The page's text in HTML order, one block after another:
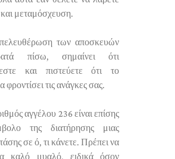
μεταμόσχευση.
των αποσκευών
πίσω, σημαίνει ότι
και πιστεύετε ότι το
φροντίσει τις ανάγκες σας.
αγγέλου 236 είναι επίσης
της διατήρησης μιας
σε ό, τι κάνετε. Πρέπει να
καλό μυαλό, ειδικά όσον